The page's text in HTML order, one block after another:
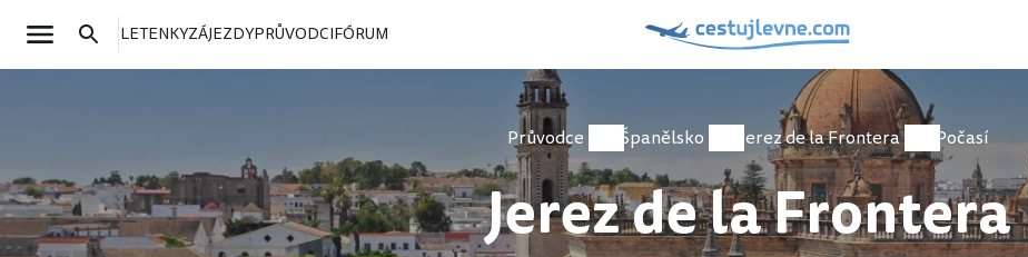
LETENKYZÁJEZDYPRŮVODCIFÓRUM
Průvodce Španělsko Jerez de la Frontera Počasí
Jerez de la Frontera